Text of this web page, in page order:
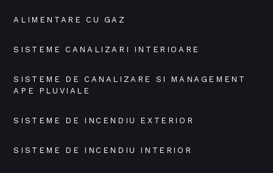
ALIMENTARE CU GAZ
SISTEME CANALIZARI INTERIOARE
SISTEME DE CANALIZARE SI MANAGEMENT
APE PLUVIALE
SISTEME DE INCENDIU EXTERIOR
SISTEME DE INCENDIU INTERIOR